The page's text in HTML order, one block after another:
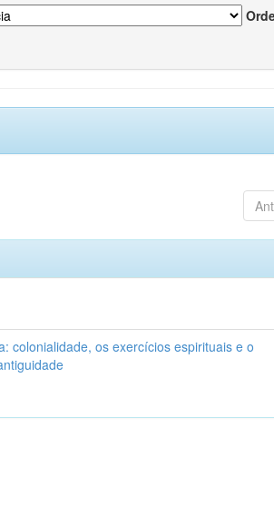
colonialidade, os exercícios espirituais e o